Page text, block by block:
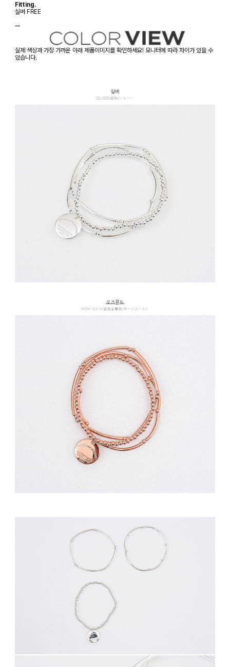
Fitting.
실버 FREE
ㅡ
실제 색상과 가장 가까운 아래 제품이미지를 확인하세요! 모니터에 따라 차이가 있을 수
있습니다.